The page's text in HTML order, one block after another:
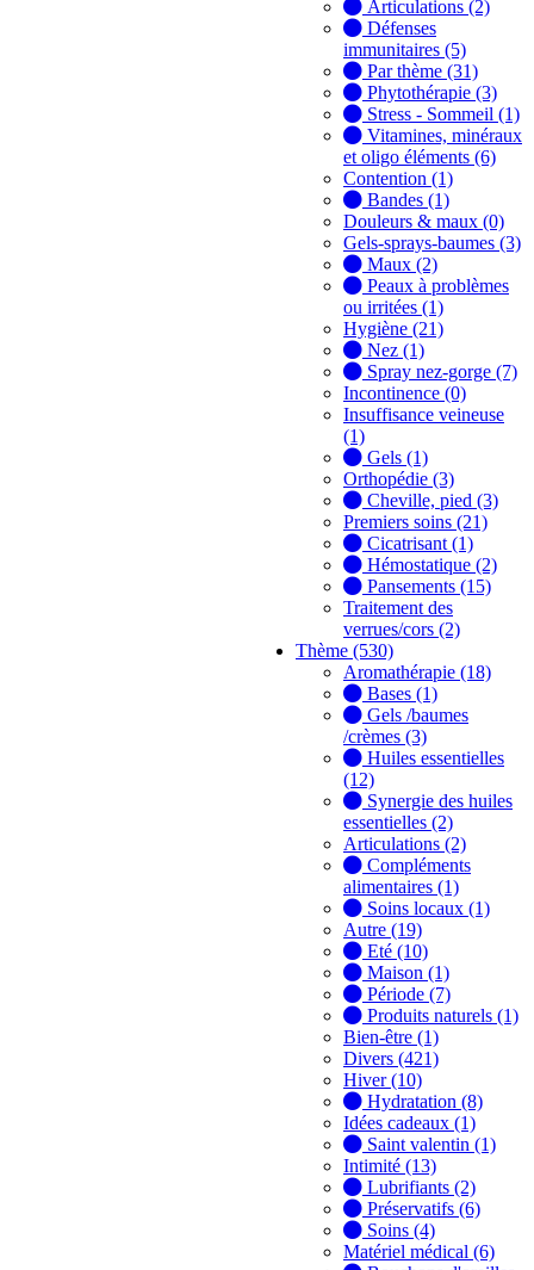
Articulations (2)
Défenses
immunitaires (5)
Par thème (31)
Phytothérapie (3)
Stress - Sommeil (1)
Vitamines, minéraux
et oligo éléments (6)
Contention (1)
Bandes (1)
Douleurs & maux (0)
Gels-sprays-baumes (3)
Maux (2)
Peaux à problèmes
ou irritées (1)
Hygiène (21)
Nez (1)
Spray nez-gorge (7)
Incontinence (0)
Insuffisance veineuse
(1)
Gels (1)
Orthopédie (3)
Cheville, pied (3)
Premiers soins (21)
Cicatrisant (1)
Hémostatique (2)
Pansements (15)
Traitement des
verrues/cors (2)
Thème (530)
Aromathérapie (18)
Bases (1)
Gels /baumes
/crèmes (3)
Huiles essentielles
(12)
Synergie des huiles
essentielles (2)
Articulations (2)
Compléments
alimentaires (1)
Soins locaux (1)
Autre (19)
Eté (10)
Maison (1)
Période (7)
Produits naturels (1)
Bien-être (1)
Divers (421)
Hiver (10)
Hydratation (8)
Idées cadeaux (1)
Saint valentin (1)
Intimité (13)
Lubrifiants (2)
Préservatifs (6)
Soins (4)
Matériel médical (6)